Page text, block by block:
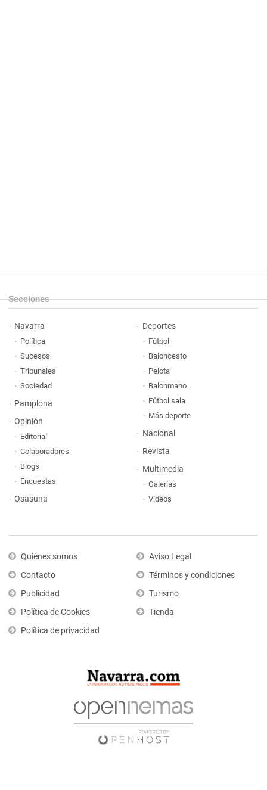
Secciones
Navarra
Política
Sucesos
Tribunales
Sociedad
Pamplona
Opinión
Editorial
Colaboradores
Blogs
Encuestas
Osasuna
Deportes
Fútbol
Baloncesto
Pelota
Balonmano
Fútbol sala
Más deporte
Nacional
Revista
Multimedia
Galerías
Vídeos
Quiénes somos
Contacto
Publicidad
Política de Cookies
Política de privacidad
Aviso Legal
Términos y condiciones
Turismo
Tienda